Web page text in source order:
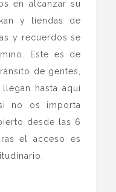
en alcanzar su
y tiendas de
y recuerdos se
Este es de
de gentes,
hasta aquí
no os importa
desde las 6
el acceso es